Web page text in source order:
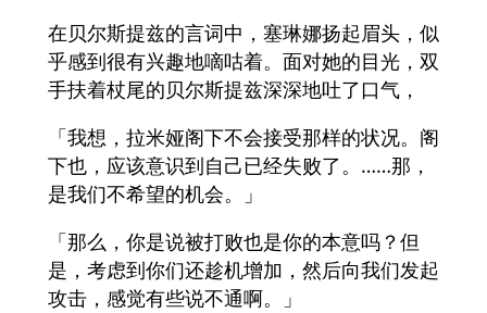
在贝尔斯提兹的言词中，塞琳娜扬起眉头，似
乎感到很有兴趣地嘀咕着。面对她的目光，双
手扶着杖尾的贝尔斯提兹深深地吐了口气，
「我想，拉米娅阁下不会接受那样的状况。阁
下也，应该意识到自己已经失败了。……那，
是我们不希望的机会。」
「那么，你是说被打败也是你的本意吗？但
是，考虑到你们还趁机增加，然后向我们发起
攻击，感觉有些说不通啊。」